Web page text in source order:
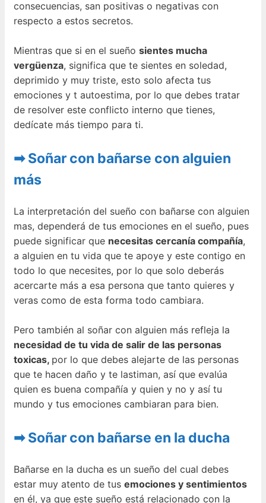
consecuencias, san positivas o negativas con
respecto a estos secretos.
Mientras que si en el sueño sientes mucha
vergüenza, significa que te sientes en soledad,
deprimido y muy triste, esto solo afecta tus
emociones y t autoestima, por lo que debes tratar
de resolver este conflicto interno que tienes,
dedícate más tiempo para ti.
➡ Soñar con bañarse con alguien
más
La interpretación del sueño con bañarse con alguien
mas, dependerá de tus emociones en el sueño, pues
puede significar que necesitas cercanía compañía,
a alguien en tu vida que te apoye y este contigo en
todo lo que necesites, por lo que solo deberás
acercarte más a esa persona que tanto quieres y
veras como de esta forma todo cambiara.
Pero también al soñar con alguien más refleja la
necesidad de tu vida de salir de las personas
toxicas, por lo que debes alejarte de las personas
que te hacen daño y te lastiman, así que evalúa
quien es buena compañía y quien y no y así tu
mundo y tus emociones cambiaran para bien.
➡ Soñar con bañarse en la ducha
Bañarse en la ducha es un sueño del cual debes
estar muy atento de tus emociones y sentimientos
en él, ya que este sueño está relacionado con la